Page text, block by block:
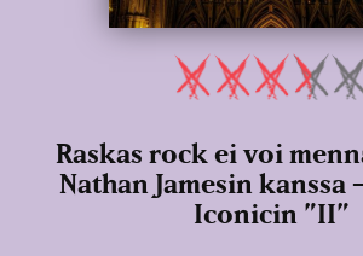
Raskas rock ei voi
Nathan Jamesin kanssa
Iconicin ”II”